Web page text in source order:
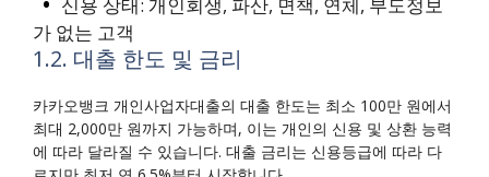
가 없는 고객
1.2. 대출 한도 및 금리
카카오뱅크 개인사업자대출의 대출 한도는 최소 100만 원에서
최대 2,000만 원까지 가능하며, 이는 개인의 신용 및 상환 능력
에 따라 달라질 수 있습니다. 대출 금리는 신용등급에 따라 다